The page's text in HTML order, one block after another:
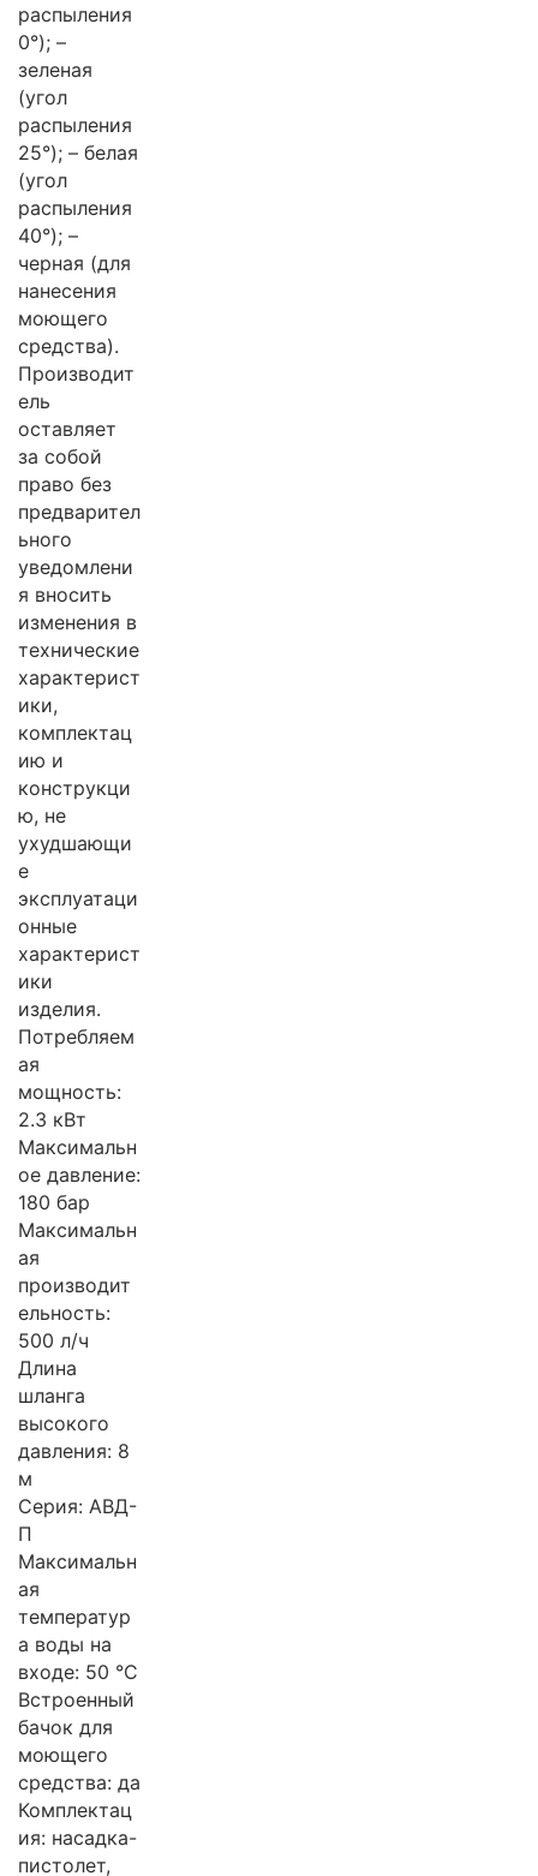
распыления
0°); –
зеленая
(угол
распыления
25°); – белая
(угол
распыления
40°); –
черная (для
нанесения
моющего
средства).
Производит
ель
оставляет
за собой
право без
предварител
ьного
уведомлени
я вносить
изменения в
технические
характерист
ики,
комплектац
ию и
конструкци
ю, не
ухудшающи
е
эксплуатаци
онные
характерист
ики
изделия.
Потребляем
ая
мощность:
2.3 кВт
Максимальн
ое давление:
180 бар
Максимальн
ая
производит
ельность:
500 л/ч
Длина
шланга
высокого
давления: 8
м
Серия: АВД-
П
Максимальн
ая
температур
а воды на
входе: 50 °C
Встроенный
бачок для
моющего
средства: да
Комплектац
ия: насадка-
пистолет,